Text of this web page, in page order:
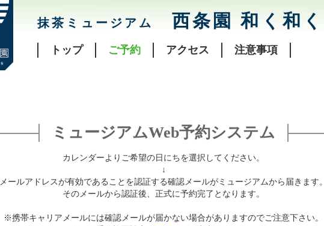
抹茶ミュージアム 西条園 和く和く
トップ ご予約 アクセス 注意事項
ミュージアムWeb予約システム
カレンダーよりご希望の日にちを選択してください。
↓
メールアドレスが有効であることを認証する確認メールがミュージアムから届きます。
そのメールから認証後、正式に予約完了となります。
※携帯キャリアメールには確認メールが届かない場合がありますのでご注意下さい。